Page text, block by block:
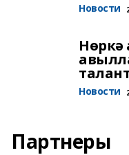
Новости
Нөркә
Новости
Партнеры